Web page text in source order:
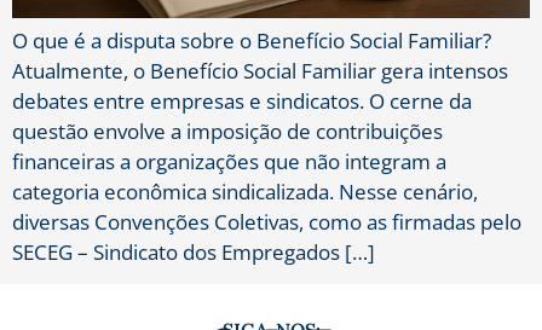
O que é a disputa sobre o Benefício Social Familiar?
Atualmente, o Benefício Social Familiar gera intensos
debates entre empresas e sindicatos. O cerne da
questão envolve a imposição de contribuições
financeiras a organizações que não integram a
categoria econômica sindicalizada. Nesse cenário,
diversas Convenções Coletivas, como as firmadas pelo
SECEG – Sindicato dos Empregados […]